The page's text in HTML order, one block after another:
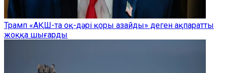
Трамп «АҚШ-та оқ-дәрі қоры азайды» деген ақпаратты
жоққа шығарды